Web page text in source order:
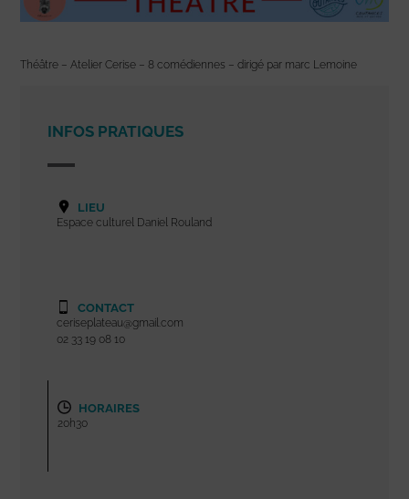
Théâtre – Atelier Cerise – 8 comédiennes – dirigé par marc Lemoine
INFOS PRATIQUES
LIEU
Espace culturel Daniel Rouland
CONTACT
ceriseplateau@gmail.com
02 33 19 08 10
HORAIRES
20h30